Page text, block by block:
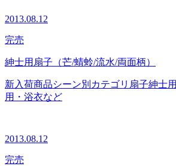
2013.08.12
完売
紳士用扇子（芒/蜻蛉/流水/両面柄）
新入荷商品シーン別カテゴリ 扇子紳士用
用・浴衣など
2013.08.12
完売